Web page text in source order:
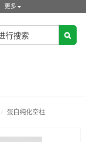
更多
蛋白纯化空柱